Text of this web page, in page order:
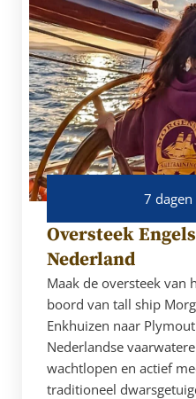
7 dagen
Oversteek
Nederland
Maak de oversteek van
boord van tall ship
Enkhuizen naar
Nederlandse
wachtlopen en actief
traditioneel